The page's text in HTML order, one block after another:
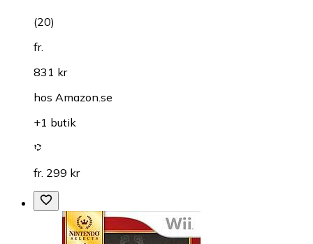
(20)
fr.
831 kr
hos Amazon.se
+1 butik
fr. 299 kr